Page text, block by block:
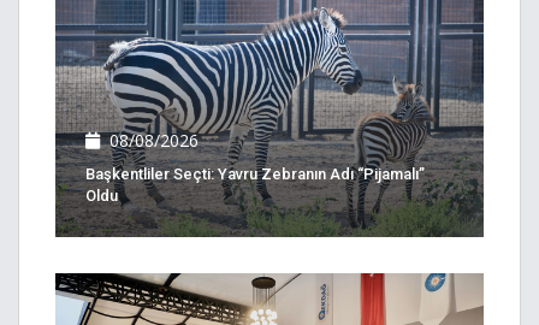
08/08/2026
Başkentliler Seçti: Yavru Zebranın Adı “Pijamalı”
Oldu